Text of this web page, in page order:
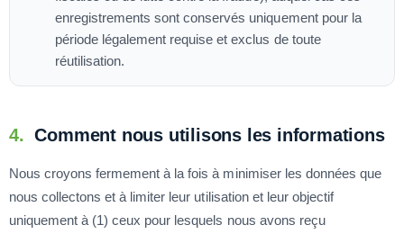
enregistrements sont conservés uniquement pour la
période légalement requise et exclus de toute
réutilisation.
4. Comment nous utilisons les informations
Nous croyons fermement à la fois à minimiser les données que
nous collectons et à limiter leur utilisation et leur objectif
uniquement à (1) ceux pour lesquels nous avons reçu